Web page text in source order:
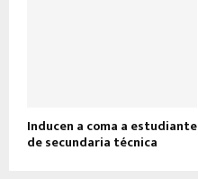
Inducen a coma a estudiante
de secundaria técnica